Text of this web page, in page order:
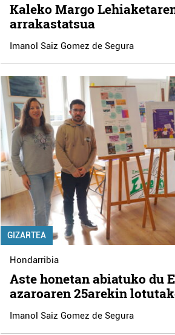
Kaleko Margo
arrakastatsua
Imanol Saiz Gomez de Segura
GIZARTEA
Hondarribia
Aste honetan abiatuko du
azaroaren 25arekin
Imanol Saiz Gomez de Segura